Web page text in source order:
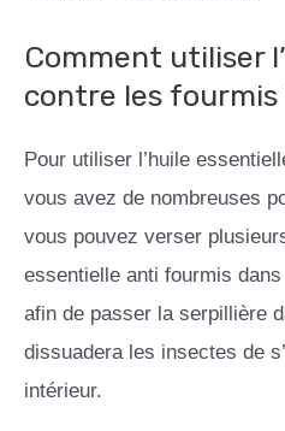
Comment utiliser
contre les fourmis
Pour utiliser l’huile
vous avez de nombreuses
vous pouvez verser
essentielle anti fourmis dans
afin de passer la serpillière
dissuadera les insectes de
intérieur.